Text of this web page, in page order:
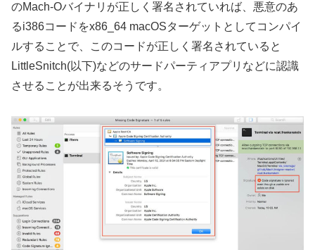
のMach-Oバイナリが正しく署名されていれば、悪意のあ
るi386コードをx86_64 macOSターゲットとしてコンパイ
ルすることで、このコードが正しく署名されていると
LittleSnitch(以下)などのサードパーティアプリなどに認識
させることが出来るそうです。